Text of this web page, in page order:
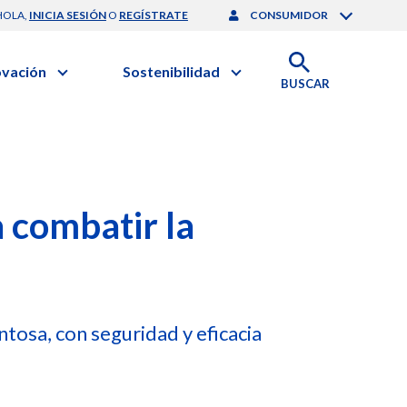
INICIA SESIÓNO REGÍSTRATE CONSUMIDOR
Sostenibilidad
Financiero
BUSCAR
combatir la
con seguridad y eficacia